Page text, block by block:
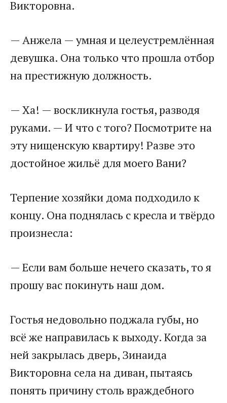
Викторовна.
— Анжела — умная и целеустремлённая
девушка. Она только что прошла отбор
на престижную должность.
— Ха! — воскликнула гостья, разводя
руками. — И что с того? Посмотрите на
эту нищенскую квартиру! Разве это
достойное жильё для моего Вани?
Терпение хозяйки дома подходило к
концу. Она поднялась с кресла и твёрдо
произнесла:
— Если вам больше нечего сказать, то я
прошу вас покинуть наш дом.
Гостья недовольно поджала губы, но
всё же направилась к выходу. Когда за
ней закрылась дверь, Зинаида
Викторовна села на диван, пытаясь
понять причину столь враждебного